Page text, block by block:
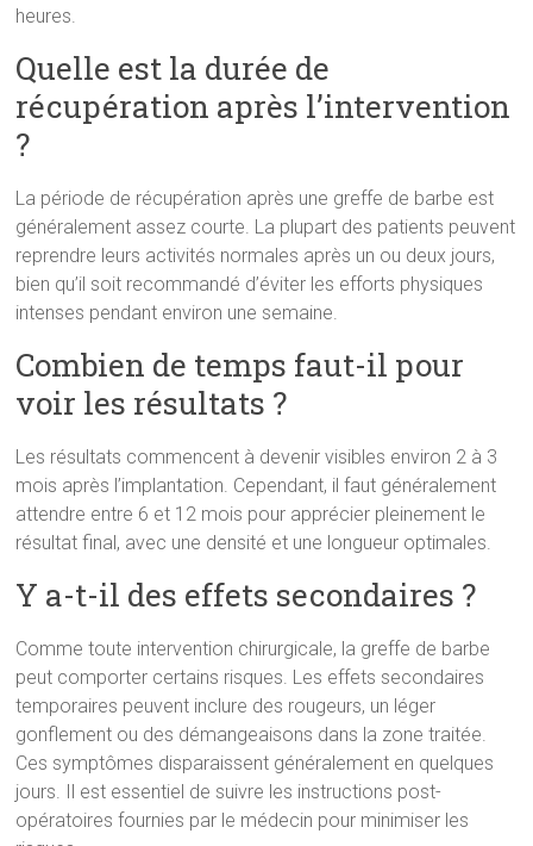
heures.
Quelle est la durée de
récupération après l’intervention
?
La période de récupération après une greffe de barbe est
généralement assez courte. La plupart des patients peuvent
reprendre leurs activités normales après un ou deux jours,
bien qu’il soit recommandé d’éviter les efforts physiques
intenses pendant environ une semaine.
Combien de temps faut-il pour
voir les résultats ?
Les résultats commencent à devenir visibles environ 2 à 3
mois après l’implantation. Cependant, il faut généralement
attendre entre 6 et 12 mois pour apprécier pleinement le
résultat final, avec une densité et une longueur optimales.
Y a-t-il des effets secondaires ?
Comme toute intervention chirurgicale, la greffe de barbe
peut comporter certains risques. Les effets secondaires
temporaires peuvent inclure des rougeurs, un léger
gonflement ou des démangeaisons dans la zone traitée.
Ces symptômes disparaissent généralement en quelques
jours. Il est essentiel de suivre les instructions post-
opératoires fournies par le médecin pour minimiser les